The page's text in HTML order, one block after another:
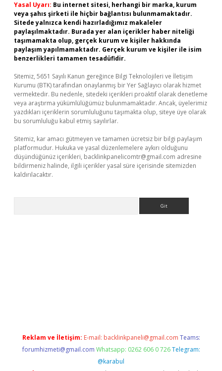
Yasal Uyarı: Bu internet sitesi, herhangi bir marka, kurum
veya şahıs şirketi ile hiçbir bağlantısı bulunmamaktadır.
Sitede yalnızca kendi hazırladığımız makaleler
paylaşılmaktadır. Burada yer alan içerikler haber niteliği
taşımamakta olup, gerçek kurum ve kişiler hakkında
paylaşım yapılmamaktadır. Gerçek kurum ve kişiler ile isim
benzerlikleri tamamen tesadüfidir.
Sitemiz, 5651 Sayılı Kanun gereğince Bilgi Teknolojileri ve İletişim
Kurumu (BTK) tarafından onaylanmış bir Yer Sağlayıcı olarak hizmet
vermektedir. Bu nedenle, sitedeki içerikleri proaktif olarak denetleme
veya araştırma yükümlülüğümüz bulunmamaktadır. Ancak, üyelerimiz
yazdıkları içeriklerin sorumluluğunu taşımakta olup, siteye üye olarak
bu sorumluluğu kabul etmiş sayılırlar.
Sitemiz, kar amacı gütmeyen ve tamamen ücretsiz bir bilgi paylaşım
platformudur. Hukuka ve yasal düzenlemelere aykırı olduğunu
düşündüğünüz içerikleri, backlinkpanelicomtr@gmail.com adresine
bildirmeniz halinde, ilgili içerikler yasal süre içerisinde sitemizden
kaldırılacaktır.
Reklam ve İletişim: E-mail: backlinkpaneli@gmail.com Teams:
forumhizmeti@gmail.com Whatsapp: 0262 606 0 726 Telegram:
@karabul